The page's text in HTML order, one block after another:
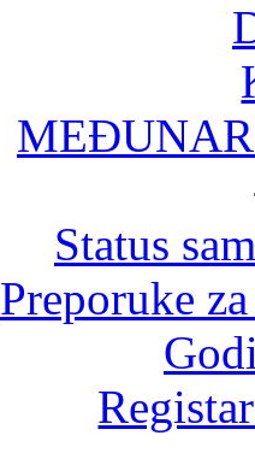
Status
Preporuke